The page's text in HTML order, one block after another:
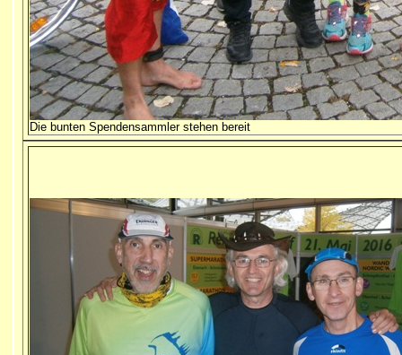
Die bunten Spendensammler stehen bereit